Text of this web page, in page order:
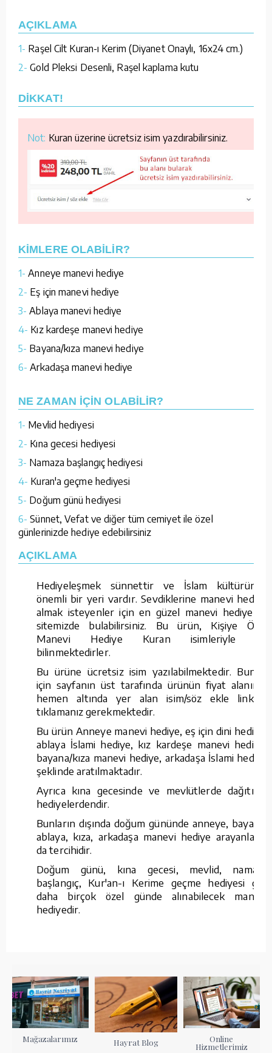
AÇIKLAMA
1- Raşel Cilt Kuran-ı Kerim (Diyanet Onaylı, 16x24 cm.)
2- Gold Pleksi Desenli, Raşel kaplama kutu
DİKKAT!
Not: Kuran üzerine ücretsiz isim yazdırabilirsiniz.
KİMLERE OLABİLİR?
1- Anneye manevi hediye
2- Eş için manevi hediye
3- Ablaya manevi hediye
4- Kız kardeşe manevi hediye
5- Bayana/kıza manevi hediye
6- Arkadaşa manevi hediye
NE ZAMAN İÇİN OLABİLİR?
1- Mevlid hediyesi
2- Kına gecesi hediyesi
3- Namaza başlangıç hediyesi
4- Kuran'a geçme hediyesi
5- Doğum günü hediyesi
6- Sünnet, Vefat ve diğer tüm cemiyet ile özel
günlerinizde hediye edebilirsiniz
AÇIKLAMA
Hediyeleşmek sünnettir ve İslam kültüründe
önemli bir yeri vardır. Sevdiklerine manevi hediye
almak isteyenler için en güzel manevi hediyeleri
sitemizde bulabilirsiniz. Bu ürün, Kişiye Özel
Manevi Hediye Kuran isimleriyle de
bilinmektedirler.
Bu ürüne ücretsiz isim yazılabilmektedir. Bunun
için sayfanın üst tarafında ürünün fiyat alanının
hemen altında yer alan isim/söz ekle linkine
tıklamanız gerekmektedir.
Bu ürün Anneye manevi hediye, eş için dini hediye,
ablaya İslami hediye, kız kardeşe manevi hediye,
bayana/kıza manevi hediye, arkadaşa İslami hediye
şeklinde aratılmaktadır.
Ayrıca kına gecesinde ve mevlütlerde dağıtılan
hediyelerdendir.
Bunların dışında doğum gününde anneye, bayana,
ablaya, kıza, arkadaşa manevi hediye arayanların
da tercihidir.
Doğum günü, kına gecesi, mevlid, namaza
başlangıç, Kur'an-ı Kerime geçme hediyesi gibi
daha birçok özel günde alınabilecek manevi
hediyedir.
Mağazalarımız Hayrat Blog Online
Hizmetlerimiz